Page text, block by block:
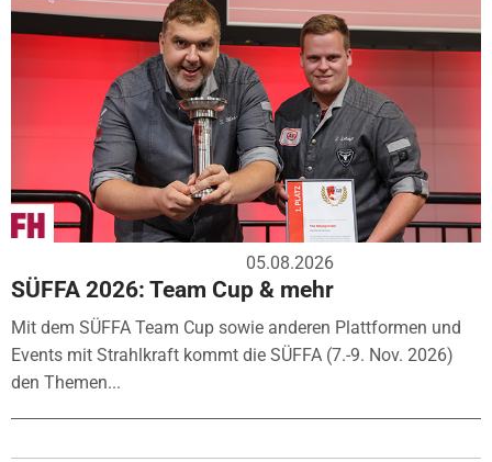
05.08.2026
SÜFFA 2026: Team Cup & mehr
Mit dem SÜFFA Team Cup sowie anderen Plattformen und
Events mit Strahlkraft kommt die SÜFFA (7.-9. Nov. 2026)
den Themen...